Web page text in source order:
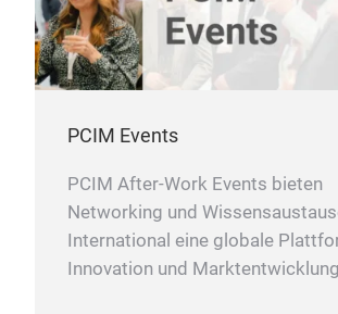
PCIM Events
PCIM After-Work Events bieten
Networking und
International eine globale
Innovation und